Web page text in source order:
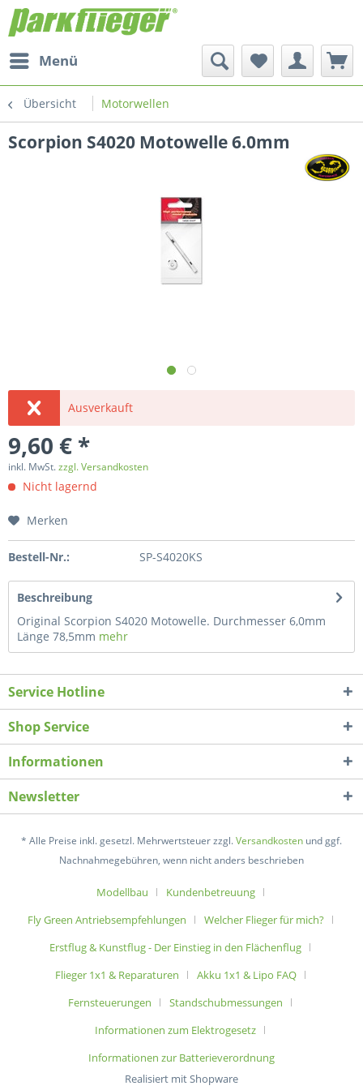
Menü
Übersicht Motorwellen
Scorpion S4020 Motowelle 6.0mm
Ausverkauft
9,60 € *
inkl. MwSt.zzgl. Versandkosten
Nicht lagernd
Merken
Bestell-Nr.: SP-S4020KS
Beschreibung
Original Scorpion S4020 Motowelle. Durchmesser 6,0mm
Länge 78,5mm mehr
Service Hotline
Shop Service
Informationen
Newsletter
* Alle Preise inkl. gesetzl. Mehrwertsteuer zzgl.Versandkosten und ggf.
Nachnahmegebühren, wenn nicht anders beschrieben
Modellbau
Kundenbetreuung
Fly Green Antriebsempfehlungen
Welcher Flieger für mich?
Erstflug & Kunstflug - Der Einstieg in den Flächenflug
Flieger 1x1 & Reparaturen
Akku 1x1 & Lipo FAQ
Fernsteuerungen
Standschubmessungen
Informationen zum Elektrogesetz
Informationen zur Batterieverordnung
Realisiert mit Shopware